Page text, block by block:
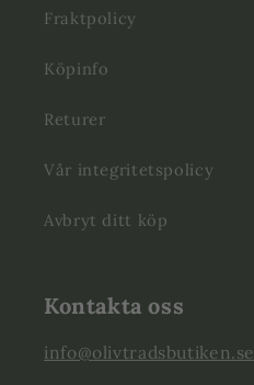
Fraktpolicy
Köpinfo
Returer
Vår integritetspolicy
Avbryt ditt köp
Kontakta oss
info@olivtradsbutiken.se